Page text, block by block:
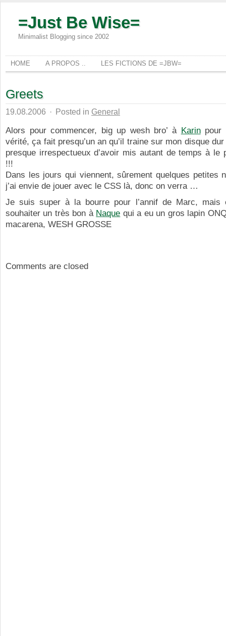
=Just Be Wise=
Minimalist Blogging since 2002
HOME A PROPOS .. LES FICTIONS DE =JBW=
Greets
19.08.2006 · Posted in General
Alors pour commencer, big up wesh bro’ à Karinpour
vérité, ça fait presqu’un an qu’il traine sur mon disque
presque irrespectueux d’avoir mis autant de temps à le
!!!
Dans les jours qui viennent, sûrement quelques petites
j’ai envie de jouer avec le CSS là, donc on verra …
Je suis super à la bourre pour l’annif de Marc, mais
souhaiter un très bon à Naque qui a eu un gros lapin
macarena, WESH GROSSE
Comments are closed